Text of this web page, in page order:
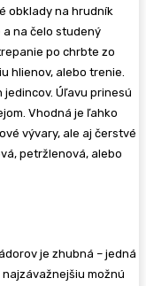
obklady na hrudník
na čelo studený
po chrbte zo
hlienov, alebo trenie.
Úľavu prinesú
Vhodná je ľahko
vývary, ale aj čerstvé
petržlenová, alebo
je zhubná – jedná
možnú